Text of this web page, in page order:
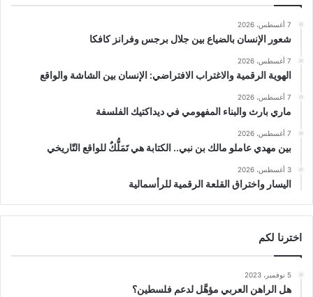
7 أغسطس، 2026
شعور الإنسان بالضياع بين جلال برجس وفرانز كافكا
7 أغسطس، 2026
الهوية الرقمية والاغتراب الافتراضي: الإنسان بين الشاشة والواقع
7 أغسطس، 2026
ماري بارث والبناء المفهومي في ديداكتيك الفلسفة
7 أغسطس، 2026
بين مهدي عاملو مالك بن نبي.. الكتابة هي تَمَلُّكٌ للواقع التّاريخي
3 أغسطس، 2026
اليسار واختراق القلعة الرقمية للرأسمالية
اخترنا لكم
5 نوفمبر، 2023
هل الراهن العربي مؤهَّل لدعم فلسطين؟